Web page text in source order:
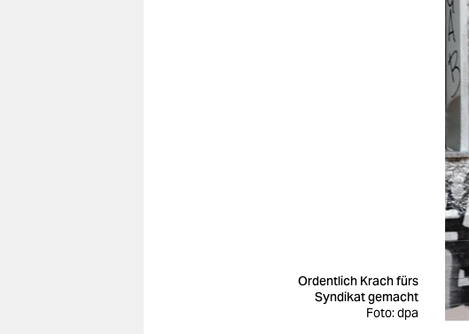
Ordentlich Krach fürs
Syndikat gemacht
Foto: dpa